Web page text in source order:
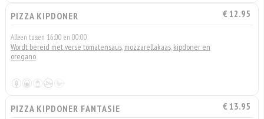
PIZZA KIPDONER € 12.95
Alleen tussen 16:00 en 00:00
Wordt bereid met verse tomatensaus, mozzarellakaas, kipdoner en
oregano
PIZZA KIPDONER FANTASIE € 13.95